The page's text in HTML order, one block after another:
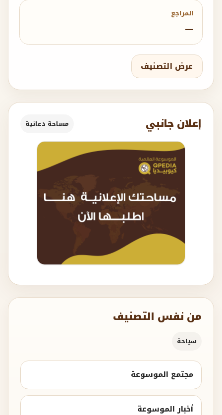
المراجع
—
عرض التصنيف
إعلان جانبي مساحة دعائية
من نفس التصنيف
سياحة
مجتمع الموسوعة
أخبار الموسوعة